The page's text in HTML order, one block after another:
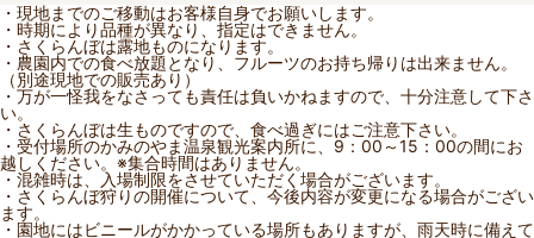
・現地までのご移動はお客様自身でお願いします。
・時期により品種が異なり、指定はできません。
・さくらんぼは露地ものになります。
・農園内での食べ放題となり、フルーツのお持ち帰りは出来ません。
（別途現地での販売あり）
・万が一怪我をなさっても責任は負いかねますので、十分注意して下さ
い。
・さくらんぼは生ものですので、食べ過ぎにはご注意下さい。
・受付場所のかみのやま温泉観光案内所に、9：00～15：00の間にお
越しください。※集合時間はありません。
・混雑時は、入場制限をさせていただく場合がございます。
・さくらんぼ狩りの開催について、今後内容が変更になる場合がござい
ます。
・園地にはビニールがかかっている場所もありますが、雨天時に備えて